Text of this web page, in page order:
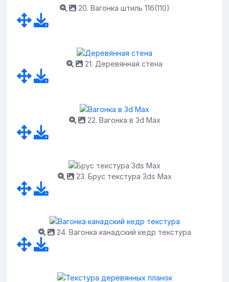
20. Вагонка штиль 116(110)
21. Деревянная стена
22. Вагонка в 3d Max
23. Брус текстура 3ds Max
24. Вагонка канадский кедр текстура